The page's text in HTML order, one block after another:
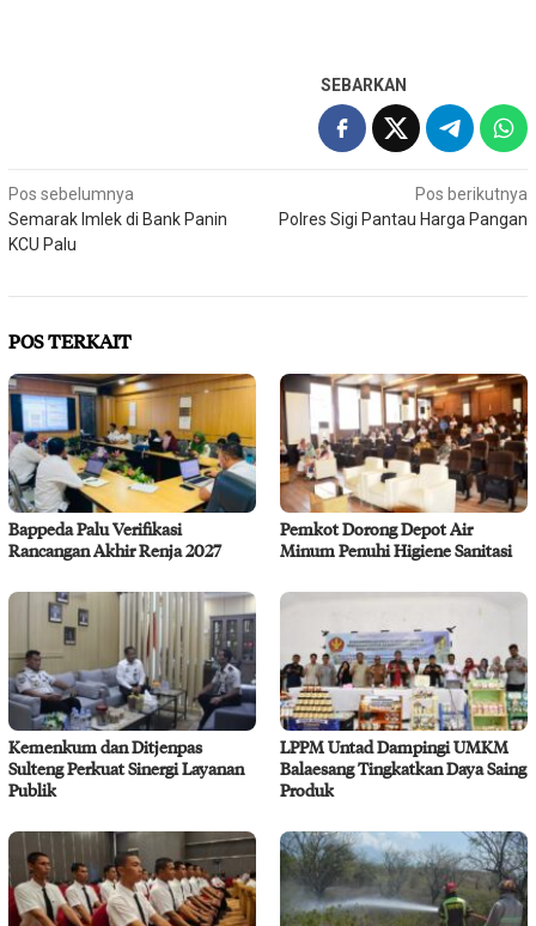
SEBARKAN
Navigasi
pos
Pos sebelumnya
Semarak Imlek di Bank Panin
KCU Palu
Pos berikutnya
Polres Sigi Pantau Harga Pangan
POS TERKAIT
Bappeda Palu Verifikasi
Rancangan Akhir Renja 2027
Pemkot Dorong Depot Air
Minum Penuhi Higiene Sanitasi
Kemenkum dan Ditjenpas
Sulteng Perkuat Sinergi Layanan
Publik
LPPM Untad Dampingi UMKM
Balaesang Tingkatkan Daya Saing
Produk